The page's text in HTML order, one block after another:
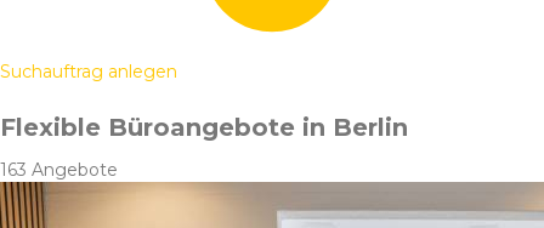
Suchauftrag anlegen
Flexible Büroangebote in Berlin
163 Angebote